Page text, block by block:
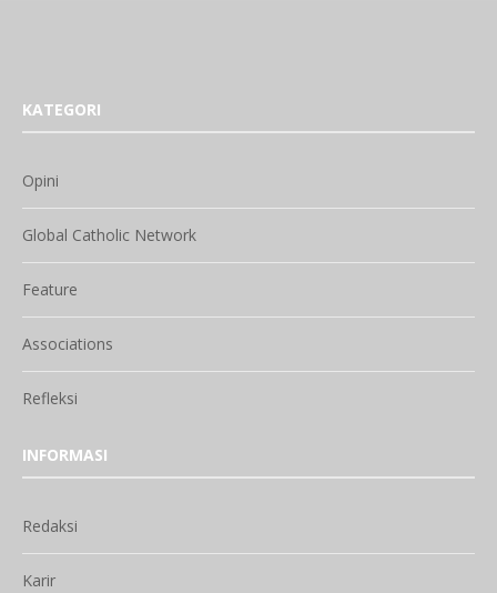
KATEGORI
Opini
Global Catholic Network
Feature
Associations
Refleksi
INFORMASI
Redaksi
Karir